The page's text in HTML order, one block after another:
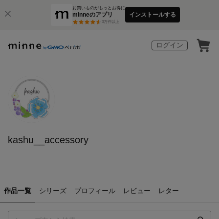
お買いものがもっとお得に
minneのアプリ
3万件以上
インストールする
ログイン
kashu__accessory
作品一覧 シリーズ プロフィール レビュー レター